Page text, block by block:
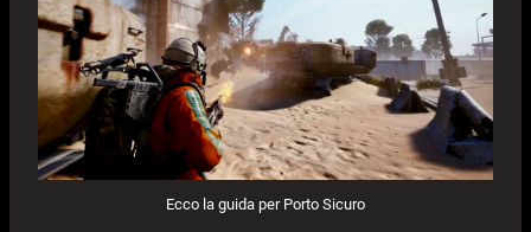
Ecco la guida per Porto Sicuro